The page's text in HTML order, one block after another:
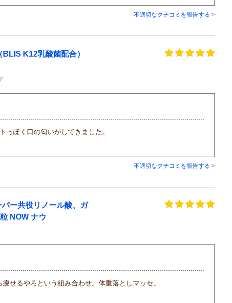
不適切なクチコミを報告する >
K12乳酸菌配合）
っぽく口の匂いがしてきました。
不適切なクチコミを報告する >
ー共役リノール酸、ガ
NOW ナウ
せるやろという組み合わせ。体重落としマッセ。